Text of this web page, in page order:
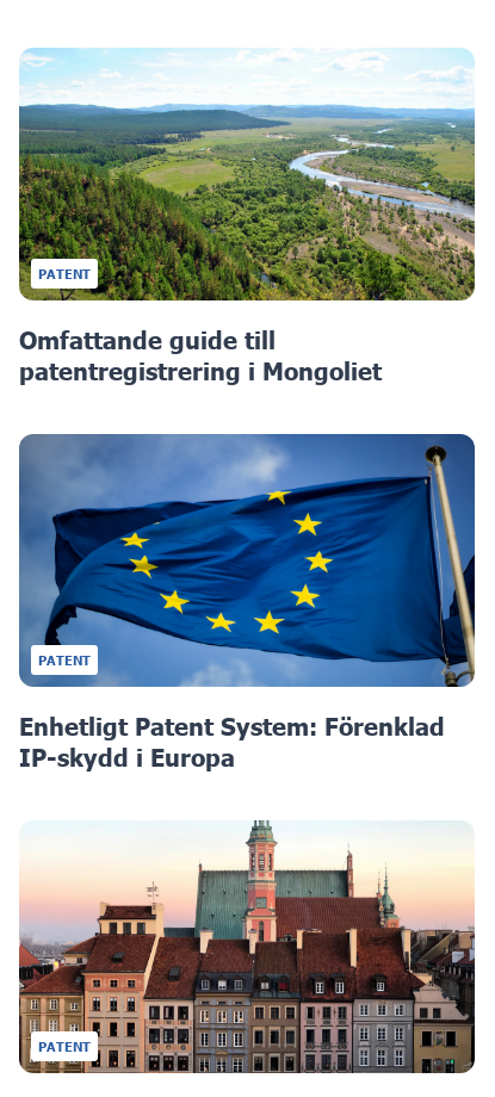
PATENT
Omfattande guide till
patentregistrering i Mongoliet
PATENT
Enhetligt Patent System: Förenklad
IP-skydd i Europa
PATENT